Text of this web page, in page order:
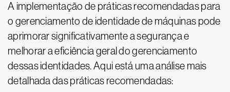
A implementação de práticas recomendadas para
o gerenciamento de identidade de máquinas pode
aprimorar significativamente a segurança e
melhorar a eficiência geral do gerenciamento
dessas identidades. Aqui está uma análise mais
detalhada das práticas recomendadas: